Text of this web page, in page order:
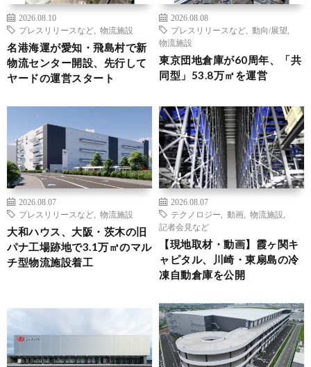
2026.08.10
プレスリリースなど
物流施設
名港海運が愛知・飛島村で新
物流センター開設、先行して
ヤードの運営スタート
2026.08.08
プレスリリースなど
動向/展望
物流施設
東京団地倉庫が60周年、「共
同型」53.8万㎡を運営
2026.08.07
プレスリリースなど
物流施設
大和ハウス、大阪・茨木の旧
パナ工場跡地で3.1万㎡のマル
チ型物流施設着工
2026.08.07
テクノロジー
動画 物流施設
記者会見など
【現地取材・動画】霞ヶ関キ
ャピタル、川崎・東扇島の冷
凍自動倉庫を公開